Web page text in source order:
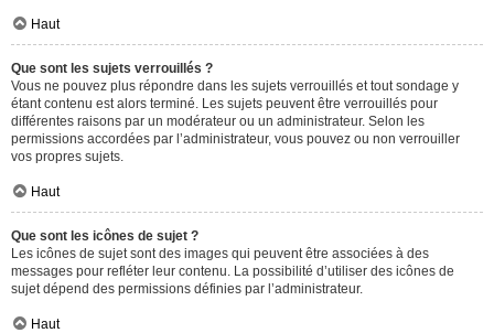
Haut
Que sont les sujets verrouillés ?
Vous ne pouvez plus répondre dans les sujets verrouillés et tout sondage y
étant contenu est alors terminé. Les sujets peuvent être verrouillés pour
différentes raisons par un modérateur ou un administrateur. Selon les
permissions accordées par l’administrateur, vous pouvez ou non verrouiller
vos propres sujets.
Haut
Que sont les icônes de sujet ?
Les icônes de sujet sont des images qui peuvent être associées à des
messages pour refléter leur contenu. La possibilité d’utiliser des icônes de
sujet dépend des permissions définies par l’administrateur.
Haut